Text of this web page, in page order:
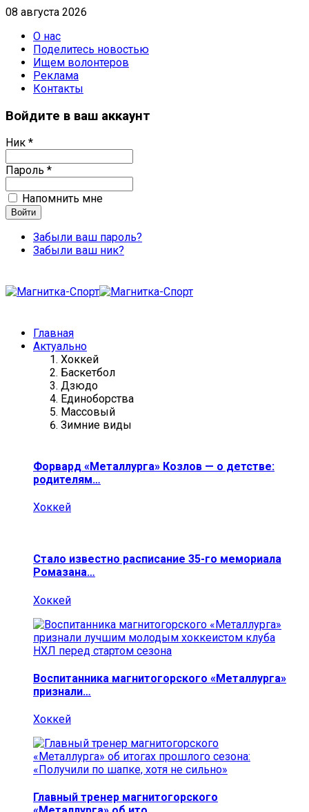
08 августа 2026
О нас
Поделитесь новостью
Ищем волонтеров
Реклама
Контакты
Войдите в ваш аккаунт
Ник *
Пароль *
Напомнить мне
Забыли ваш пароль?
Забыли ваш ник?
Главная
Актуально
Хоккей
Баскетбол
Дзюдо
Единоборства
Массовый
Зимние виды
Форвард «Металлурга» Козлов — о детстве:
родителям…
Хоккей
Стало известно расписание 35-го мемориала
Ромазана…
Хоккей
Воспитанника магнитогорского «Металлурга»
признали…
Хоккей
Главный тренер магнитогорского